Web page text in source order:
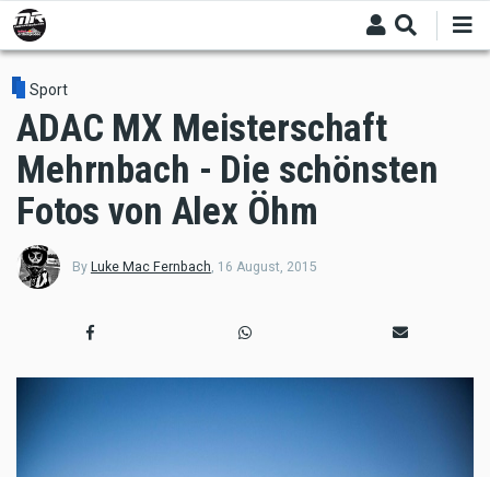
Skip
to
main
content
Sport
ADAC MX Meisterschaft
Mehrnbach - Die schönsten
Fotos von Alex Öhm
By Luke Mac Fernbach 16 August, 2015